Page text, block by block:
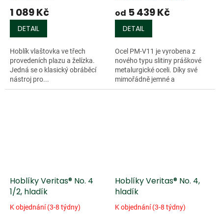
1 089 Kč
DETAIL
Hoblík vlaštovka ve třech
provedeních plazu a želízka.
Jedná se o klasický obráběcí
nástroj pro...
od 5 439 Kč
DETAIL
Ocel PM-V11 je vyrobena z
nového typu slitiny práškové
metalurgické oceli. Díky své
mimořádně jemné a
rovnoměrné struktuře
Hoblíky Veritas® No. 4
1/2, hladík
K objednání (3-8 týdny)
Hoblíky Veritas® No. 4,
hladík
K objednání (3-8 týdny)